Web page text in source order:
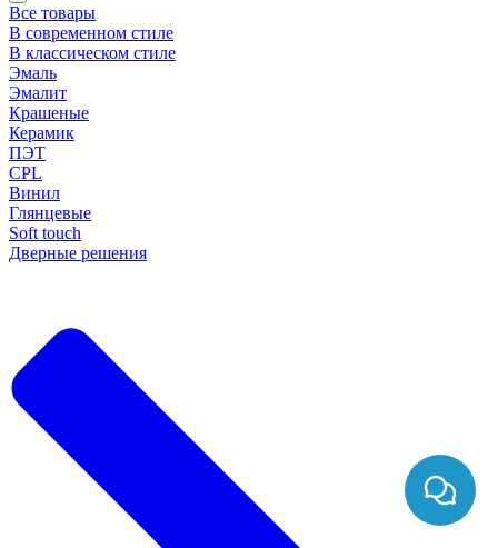
Все товары
В современном стиле
В классическом стиле
Эмаль
Эмалит
Крашеные
Керамик
ПЭТ
CPL
Винил
Глянцевые
Soft touch
Дверные решения